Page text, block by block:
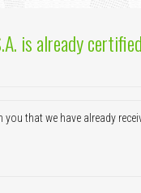
is already
that we have already